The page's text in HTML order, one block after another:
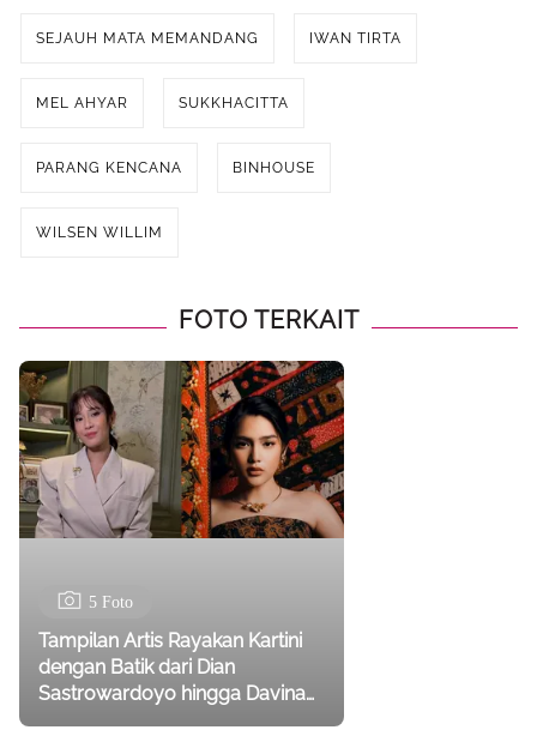
SEJAUH MATA MEMANDANG IWAN TIRTA
MEL AHYAR SUKKHACITTA
PARANG KENCANA BINHOUSE
WILSEN WILLIM
FOTO TERKAIT
5 Foto
Tampilan Artis Rayakan Kartini
dengan Batik dari Dian
Sastrowardoyo hingga Davina